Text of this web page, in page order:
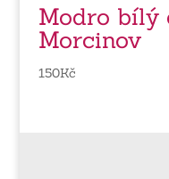
Modro bílý
Morcinov
150Kč